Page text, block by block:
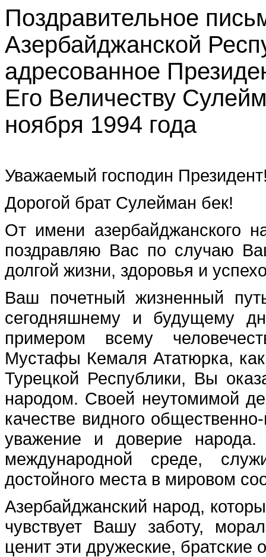
Поздравительное
Азербайджанской
адресованное
Его ‎Величеству
ноября 1994 года ‎
Уважаемый господин
Дорогой брат Сулейман бек!
От имени азербайджанского
поздравляю Вас по случаю
долгой жизни, здоровья и
Ваш почетный жизненный
сегодняшнему и будущему
примером всему
Мустафы Кемаля Ататюрка,
Турецкой Республики, Вы
народом. Своей неутомимой
качестве видного
уважение и доверие народа.
международной среде,
достойного места в мировом
Азербайджанский народ,
чувствует Вашу заботу,
ценит эти дружеские,